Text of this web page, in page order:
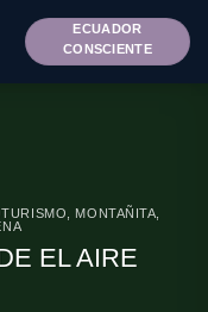
ECUADOR
CONSCIENTE
MONTAÑITA
EL AIRE